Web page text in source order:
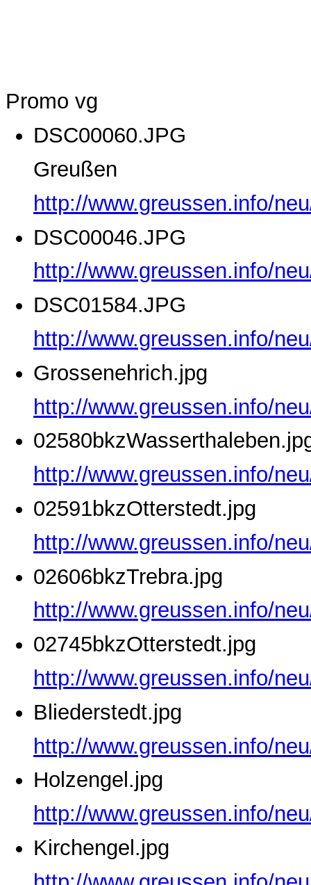
Promo vg
DSC00060.JPG
Greußen
http://www.greussen.info/
DSC00046.JPG
http://www.greussen.info/
DSC01584.JPG
http://www.greussen.info/
Grossenehrich.jpg
http://www.greussen.info/
http://www.greussen.info/
02591bkzOtterstedt.jpg
http://www.greussen.info/
02606bkzTrebra.jpg
http://www.greussen.info/
02745bkzOtterstedt.jpg
http://www.greussen.info/
Bliederstedt.jpg
http://www.greussen.info/
Holzengel.jpg
http://www.greussen.info/
Kirchengel.jpg